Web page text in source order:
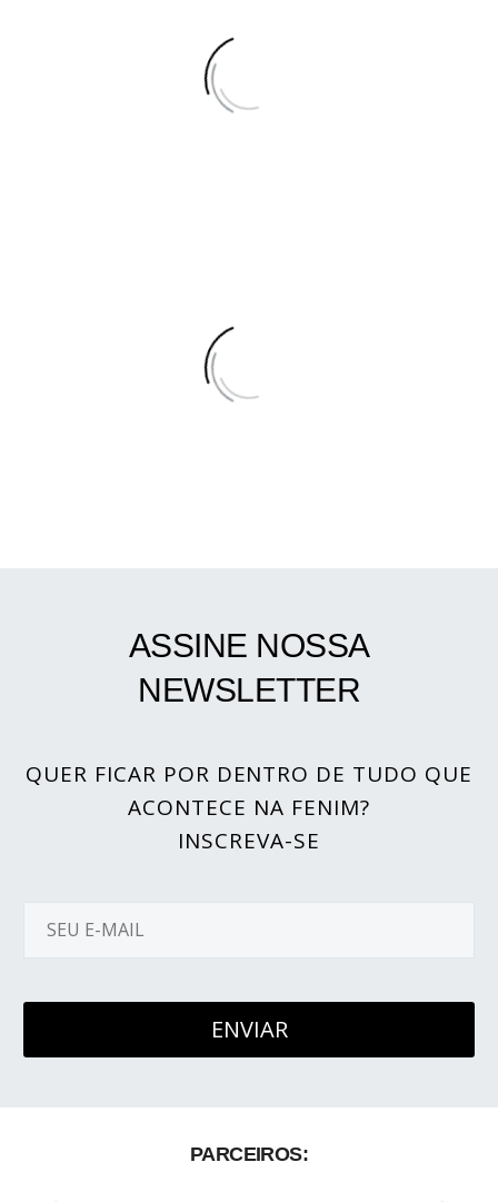
ASSINE NOSSA
NEWSLETTER
QUER FICAR POR DENTRO DE TUDO QUE
ACONTECE NA FENIM?
INSCREVA-SE
PARCEIROS: